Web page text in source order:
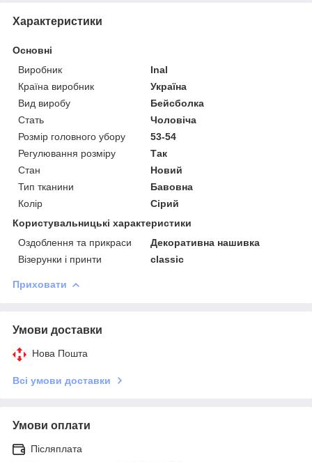
Характеристики
Основні
Виробник
Inal
Країна виробник
Україна
Вид виробу
Бейсболка
Стать
Чоловіча
Розмір головного убору
53-54
Регулювання розміру
Так
Стан
Новий
Тип тканини
Бавовна
Колір
Сірий
Користувальницькі характеристики
Оздоблення та прикраси
Декоративна нашивка
Візерунки і принти
сlassic
Приховати
Умови доставки
Нова Пошта
Всі умови доставки
Умови оплати
Післяплата